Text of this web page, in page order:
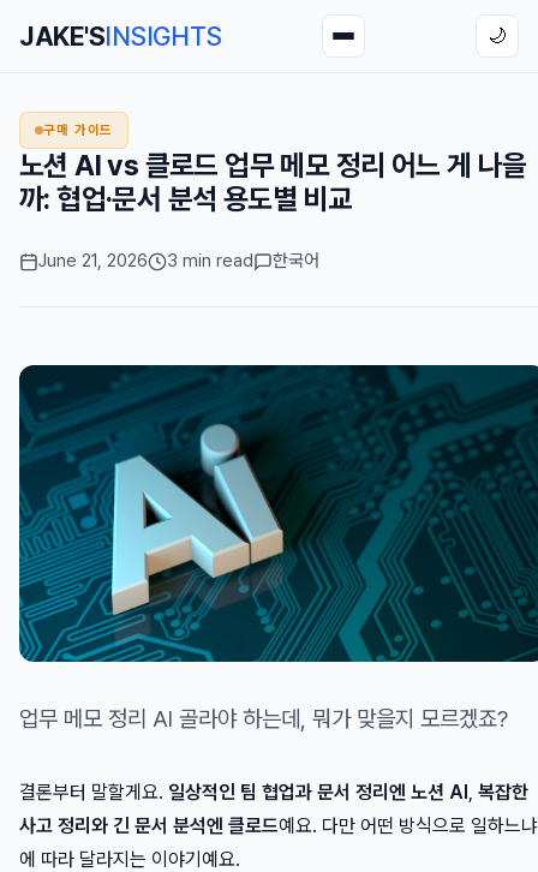
JAKE'SINSIGHTS 🌙
구매 가이드
노션 AI vs 클로드 업무 메모 정리 어느 게 나을
까: 협업·문서 분석 용도별 비교
June 21, 2026 3 min read 한국어
업무 메모 정리 AI 골라야 하는데, 뭐가 맞을지 모르겠죠?
결론부터 말할게요. 일상적인 팀 협업과 문서 정리엔 노션 AI, 복잡한
사고 정리와 긴 문서 분석엔 클로드예요. 다만 어떤 방식으로 일하느냐
에 따라 달라지는 이야기예요.